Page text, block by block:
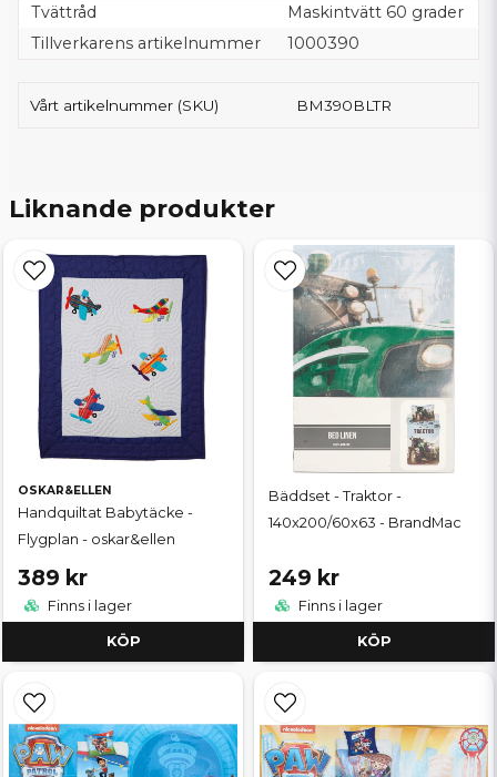
Tvättråd
Maskintvätt 60 grader
Tillverkarens artikelnummer
1000390
Vårt artikelnummer (SKU) BM390BLTR
Liknande produkter
OSKAR&ELLEN
Handquiltat Babytäcke -
Flygplan - oskar&ellen
389 kr
Finns i lager
KÖP
Bäddset - Traktor -
140x200/60x63 - BrandMac
249 kr
Finns i lager
KÖP